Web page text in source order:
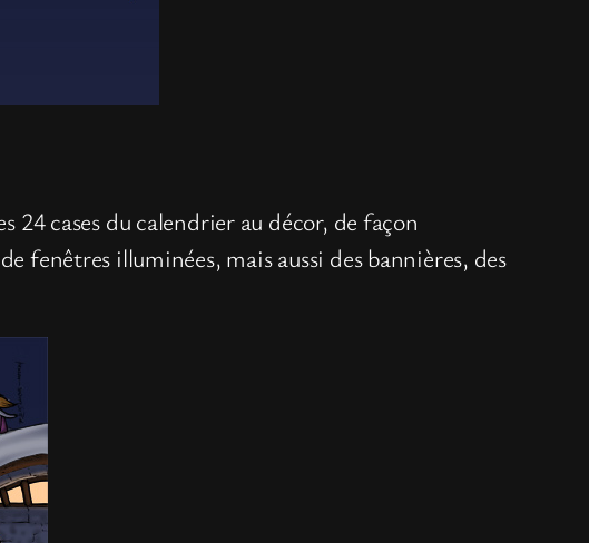
cases du calendrier au décor, de façon
fenêtres illuminées, mais aussi des bannières, des